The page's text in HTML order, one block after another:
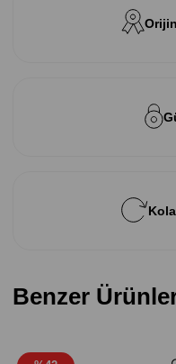
Benzer